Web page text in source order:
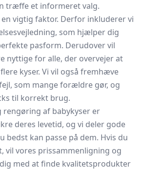
træffe et informeret valg.
vigtig faktor. Derfor inkluderer vi
som hjælper dig
pasform. Derudover vil
nyttige for alle, der overvejer at
kyser. Vi vil også fremhæve
som mange forældre gør, og
til korrekt brug.
rengøring af babykyser er
deres levetid, og vi deler gode
bedst kan passe på dem. Hvis du
vil vores prissammenligning og
med at finde kvalitetsprodukter